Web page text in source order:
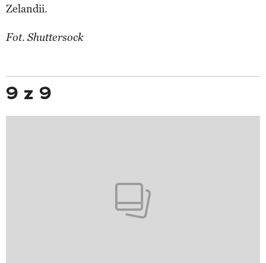
Zelandii.
Fot. Shuttersock
9 z 9